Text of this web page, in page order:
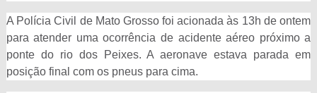
A Polícia Civil de Mato Grosso foi acionada às 13h de ontem
para atender uma ocorrência de acidente aéreo próximo a
ponte do rio dos Peixes. A aeronave estava parada em
posição final com os pneus para cima.